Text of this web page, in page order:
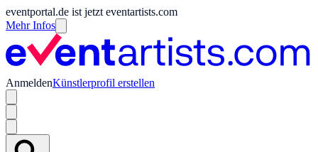
eventportal.de ist jetzt eventartists.com
Mehr Infos
AnmeldenKünstlerprofil erstellen